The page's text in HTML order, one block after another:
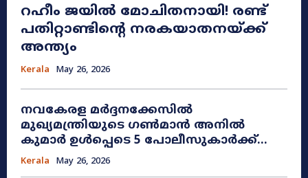
റഹീം ജയിൽ മോചിതനായി! രണ്ട്
പതിറ്റാണ്ടിന്റെ നരകയാതനയ്ക്ക്
അന്ത്യം
Kerala May 26, 2026
നവകേരള മർദ്ദനക്കേസിൽ
മുഖ്യമന്ത്രിയുടെ ഗൺമാൻ അനിൽ
കുമാർ ഉൾപ്പെടെ 5 പോലീസുകാർക്ക്...
Kerala May 26, 2026